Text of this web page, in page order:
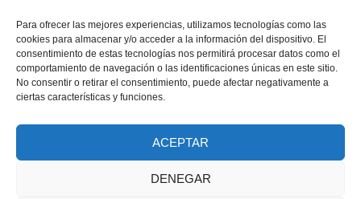
Para ofrecer las mejores experiencias, utilizamos tecnologías como las
cookies para almacenar y/o acceder a la información del dispositivo. El
consentimiento de estas tecnologías nos permitirá procesar datos como el
comportamiento de navegación o las identificaciones únicas en este sitio.
No consentir o retirar el consentimiento, puede afectar negativamente a
ciertas características y funciones.
ACEPTAR
DENEGAR
Reconocimientos
Ayudas económicas
Contacta con nosotros
Trabaja con nosotros